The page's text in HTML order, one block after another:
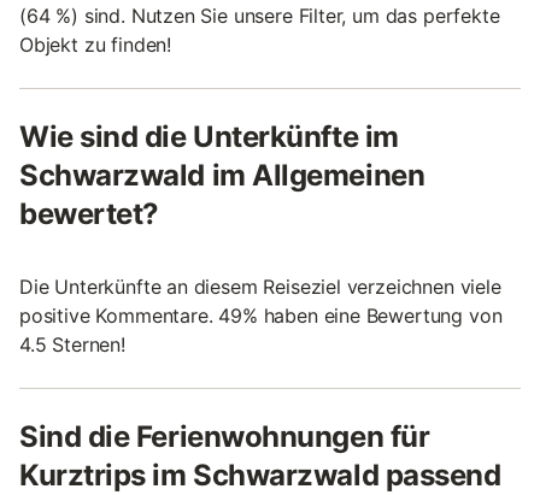
(64 %) sind. Nutzen Sie unsere Filter, um das perfekte
Objekt zu finden!
Wie sind die Unterkünfte im
Schwarzwald im Allgemeinen
bewertet?
Die Unterkünfte an diesem Reiseziel verzeichnen viele
positive Kommentare. 49% haben eine Bewertung von
4.5 Sternen!
Sind die Ferienwohnungen für
Kurztrips im Schwarzwald passend